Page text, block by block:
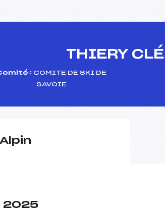
THIERY
: COMITE DE SKI DE
SAVOIE
2025